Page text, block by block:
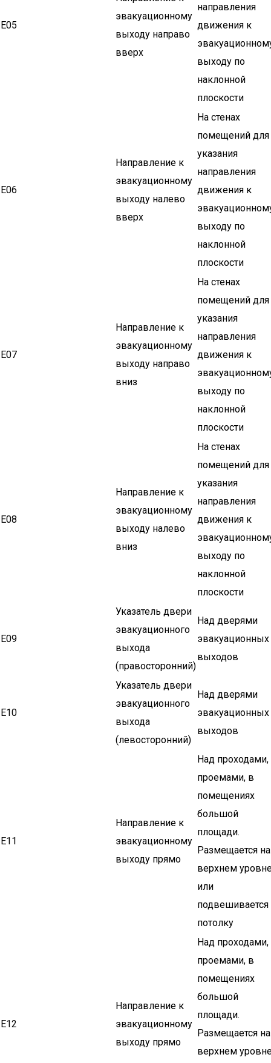
Е05
эвакуационному
выходу направо
вверх
направления
движения к
выходу по
наклонной
плоскости
Е06
Направление к
эвакуационному
выходу налево
вверх
На стенах
помещений для
указания
направления
движения к
выходу по
наклонной
плоскости
Е07
Направление к
эвакуационному
выходу направо
вниз
На стенах
помещений для
указания
направления
движения к
выходу по
наклонной
плоскости
Е08
Направление к
эвакуационному
выходу налево
вниз
На стенах
помещений для
указания
направления
движения к
выходу по
наклонной
плоскости
Е09
Указатель двери
эвакуационного
выхода
(правосторонний)
Над дверями
эвакуационных
выходов
Е10
Указатель двери
эвакуационного
выхода
(левосторонний)
Над дверями
эвакуационных
выходов
Е11
Направление к
эвакуационному
выходу прямо
Над проходами,
проемами, в
помещениях
большой
площади.
Размещается на
верхнем
или
подвешивается
потолку
Е12
Направление к
эвакуационному
выходу прямо
Над проходами,
проемами, в
помещениях
большой
площади.
Размещается на
верхнем